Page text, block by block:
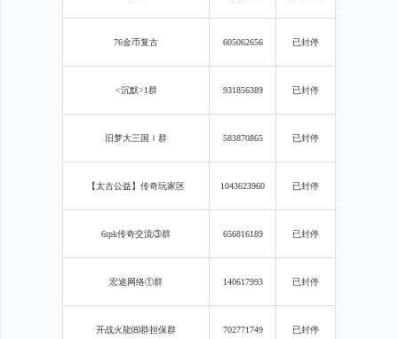
76金币复古 605062656 已封停
<沉默>1群 931856389 已封停
旧梦大三国 Ⅰ群 583870865 已封停
【太古公益】传奇玩家区 1043623960 已封停
6rpk传奇交流③群 656816189 已封停
宏途网络①群 140617993 已封停
开战火龍⑻群担保群 702771749 已封停